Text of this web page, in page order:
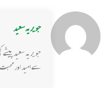
جویریہ سعید
جویریہ سعید
سے امید اور